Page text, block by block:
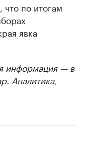
по итогам
явка
информация — в
. Аналитика,